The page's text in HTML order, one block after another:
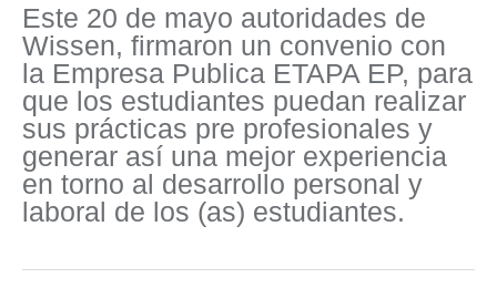
Este 20 de mayo autoridades de
Wissen, firmaron un convenio con
la Empresa Publica ETAPA EP, para
que los estudiantes puedan realizar
sus prácticas pre profesionales y
generar así una mejor experiencia
en torno al desarrollo personal y
laboral de los (as) estudiantes.